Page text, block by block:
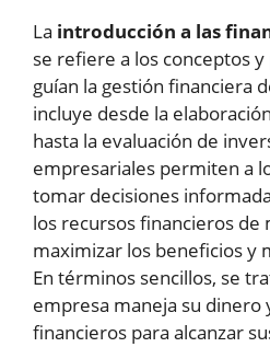
La introducción a las
se refiere a los conceptos y
guían la gestión financiera
incluye desde la
hasta la evaluación de
empresariales permiten a
tomar decisiones
los recursos financieros de
maximizar los beneficios y
En términos sencillos, se
empresa maneja su dinero
financieros para alcanzar